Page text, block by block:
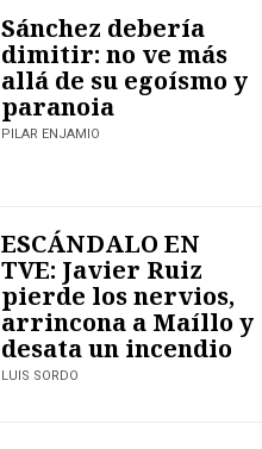
Sánchez debería
dimitir: no ve más
allá de su egoísmo y
paranoia
PILAR ENJAMIO
ESCÁNDALO EN
TVE: Javier Ruiz
pierde los nervios,
arrincona a Maíllo y
desata un incendio
LUIS SORDO